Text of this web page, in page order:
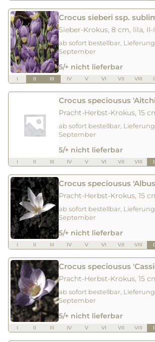
Crocus sieberi ssp.
Sieber-Krokus, 8 cm, lila, II-
ab sofort bestellbar,
September
5/+ nicht lieferbar
I II III IV V VI VII VIII
Crocus speciousus
Pracht-Herbst-Krokus, 15
ab sofort bestellbar,
September
5/+ nicht lieferbar
I II III IV V VI VII VIII
Crocus speciousus
Pracht-Herbst-Krokus, 15
ab sofort bestellbar,
September
5/+ nicht lieferbar
I II III IV V VI VII VIII
Crocus speciousus
Pracht-Herbst-Krokus, 15
ab sofort bestellbar,
September
5/+ nicht lieferbar
I II III IV V VI VII VIII